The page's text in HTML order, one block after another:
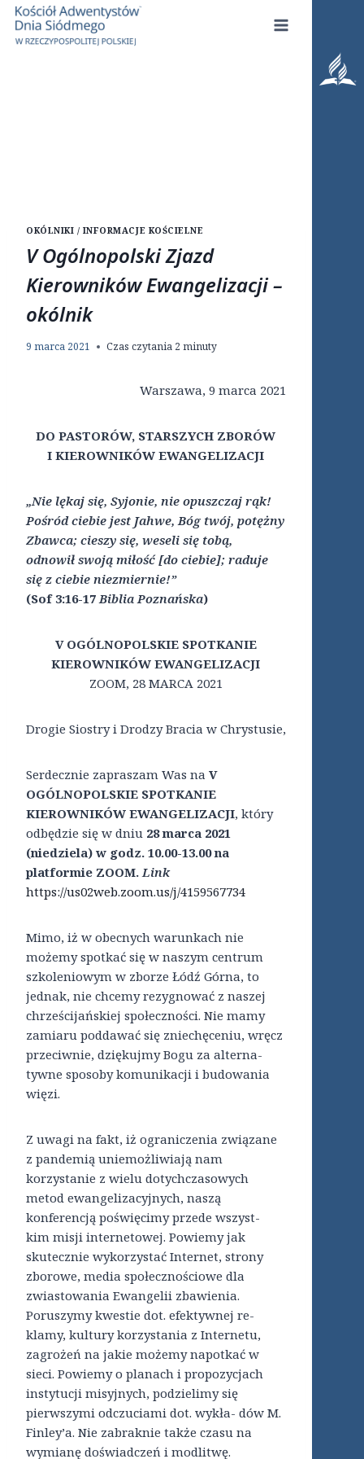
Przejdź
treści
OKÓLNIKI / INFORMACJE KOŚCIELNE
V Ogólnopolski Zjazd
Kierowników Ewangelizacji –
okólnik
9 marca 2021 Czas czytania 2 minuty
Warszawa, 9 marca 2021
DO PASTORÓW, STARSZYCH ZBORÓW
I KIEROWNIKÓW EWANGELIZACJI
„Nie lękaj się, Syjonie, nie opuszczaj rąk!
Pośród ciebie jest Jahwe, Bóg twój, potężny
Zbawca; cieszy się, weseli się tobą,
odnowił swoją miłość [do ciebie]; raduje
się z ciebie niezmiernie!”
(Sof 3:16-17Biblia Poznańska)
V OGÓLNOPOLSKIE SPOTKANIE
KIEROWNIKÓW EWANGELIZACJI
ZOOM, 28 MARCA 2021
Drogie Siostry i Drodzy Bracia w Chrystusie,
Serdecznie zapraszam Was na V
OGÓLNOPOLSKIE SPOTKANIE
KIEROWNIKÓW EWANGELIZACJI, który
odbędzie się w dniu 28 marca 2021
(niedziela) w godz. 10.00-13.00 na
platformie ZOOM.Link
https://us02web.zoom.us/j/4159567734
Mimo, iż w obecnych warunkach nie
możemy spotkać się w naszym centrum
szkoleniowym w zborze Łódź Górna, to
jednak, nie chcemy rezygnować z naszej
chrześcijańskiej społeczności. Nie mamy
zamiaru poddawać się zniechęceniu, wręcz
przeciwnie, dziękujmy Bogu za alterna-
tywne sposoby komunikacji i budowania
więzi.
Z uwagi na fakt, iż ograniczenia związane
z pandemią uniemożliwiają nam
korzystanie z wielu dotychczasowych
metod ewangelizacyjnych, naszą
konferencją poświęcimy przede wszyst-
kim misji internetowej. Powiemy jak
skutecznie wykorzystać Internet, strony
zborowe, media społecznościowe dla
zwiastowania Ewangelii zbawienia.
Poruszymy kwestie dot. efektywnej re-
klamy, kultury korzystania z Internetu,
zagrożeń na jakie możemy napotkać w
sieci. Powiemy o planach i propozycjach
instytucji misyjnych, podzielimy się
pierwszymi odczuciami dot. wykła- dów M.
Finley’a. Nie zabraknie także czasu na
wymianę doświadczeń i modlitwę.